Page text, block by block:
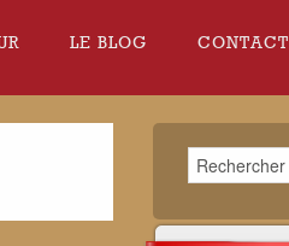
LE BLOG CONTACT